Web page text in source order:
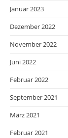
Januar 2023
Dezember 2022
November 2022
Juni 2022
Februar 2022
September 2021
März 2021
Februar 2021